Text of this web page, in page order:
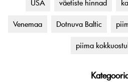
USA väetiste hinnad
Venemaa Dotnuva Baltic
piima